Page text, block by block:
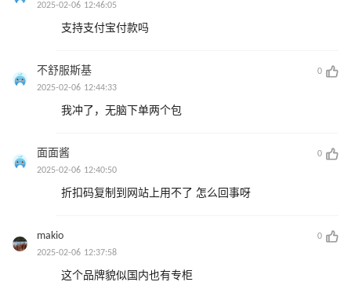
2025-02-06 12:46:05
支持支付宝付款吗
不舒服斯基
0
2025-02-06 12:44:33
我冲了，无脑下单两个包
面面酱
0
2025-02-06 12:40:50
折扣码复制到网站上用不了 怎么回事呀
makio
0
2025-02-06 12:37:58
这个品牌貌似国内也有专柜